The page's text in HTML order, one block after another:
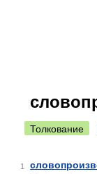
Толкование
1